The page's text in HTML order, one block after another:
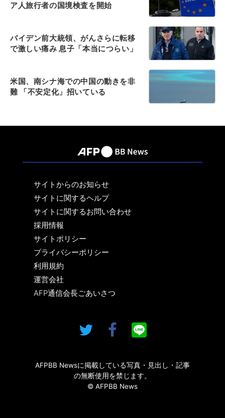
ア人旅行者の国境検査を開始
バイデン前大統領、がんさらに転移
で激しい痛み 息子「本当につらい」
米国、南シナ海での中国の動きを非
難 「不安定化」招いている
サイトからのお知らせ
サイトに関するヘルプ
サイトに関するお問い合わせ
採用情報
サイトポリシー
プライバシーポリシー
利用規約
運営会社
AFP通信会長ごあいさつ
AFPBB Newsに掲載している写真・見出し・記事
の無断使用を禁じます。
© AFPBB News